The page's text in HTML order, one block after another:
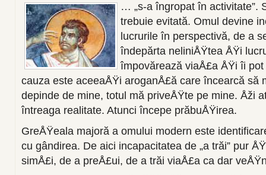
… „s-a îngropat în activitate”.
trebuie evitată. Omul devine
lucrurile în perspectivă, de a
îndepărta neliniÅŸtea ÅŸi
împovărează viaÅ£a ÅŸi îi
cauza este aceeaÅŸi aroganÅ£ă care încearcă să
depinde de mine, totul mă priveÅŸte pe mine. Åži
întreaga realitate. Atunci începe prăbuÅŸirea.
GreÅŸeala majoră a omului modern este
cu gândirea. De aici incapacitatea de „a trăi” pur
simÅ£i, de a preÅ£ui, de a trăi viaÅ£a ca dar